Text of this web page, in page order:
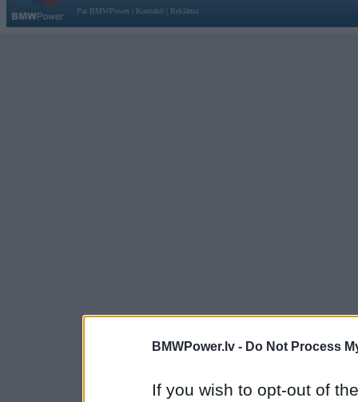
BMWPower.lv - Do Not Process
If you wish to opt-out of
Par BMWPower
Kontakti Reklāma